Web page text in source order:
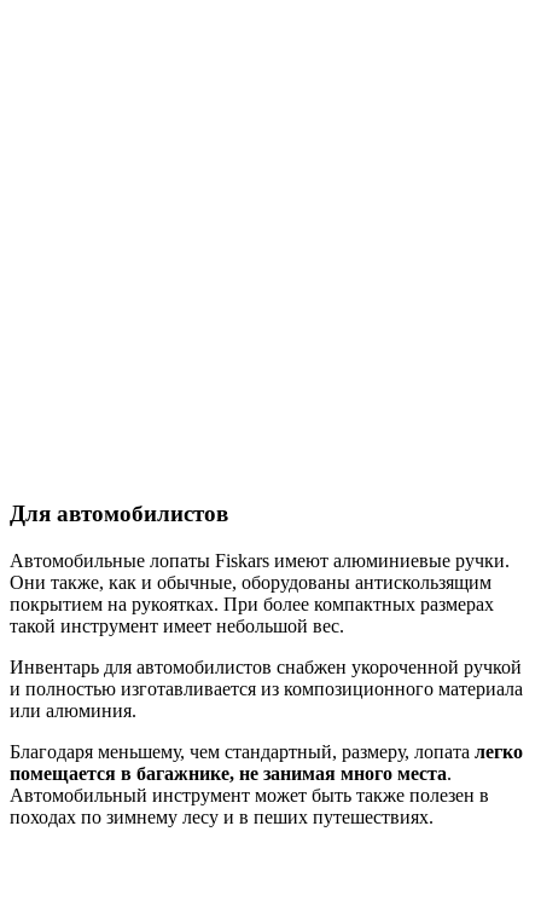
Для автомобилистов
Автомобильные лопаты Fiskars имеют алюминиевые ручки.
Они также, как и обычные, оборудованы антискользящим
покрытием на рукоятках. При более компактных размерах
такой инструмент имеет небольшой вес.
Инвентарь для автомобилистов снабжен укороченной ручкой
и полностью изготавливается из композиционного материала
или алюминия.
Благодаря меньшему, чем стандартный, размеру, лопата легко
помещается в багажнике, не занимая много места.
Автомобильный инструмент может быть также полезен в
походах по зимнему лесу и в пеших путешествиях.